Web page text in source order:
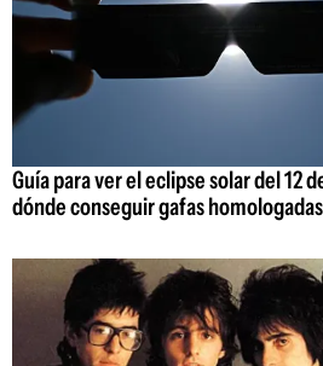
Guía para ver el eclipse solar del 12
dónde conseguir gafas